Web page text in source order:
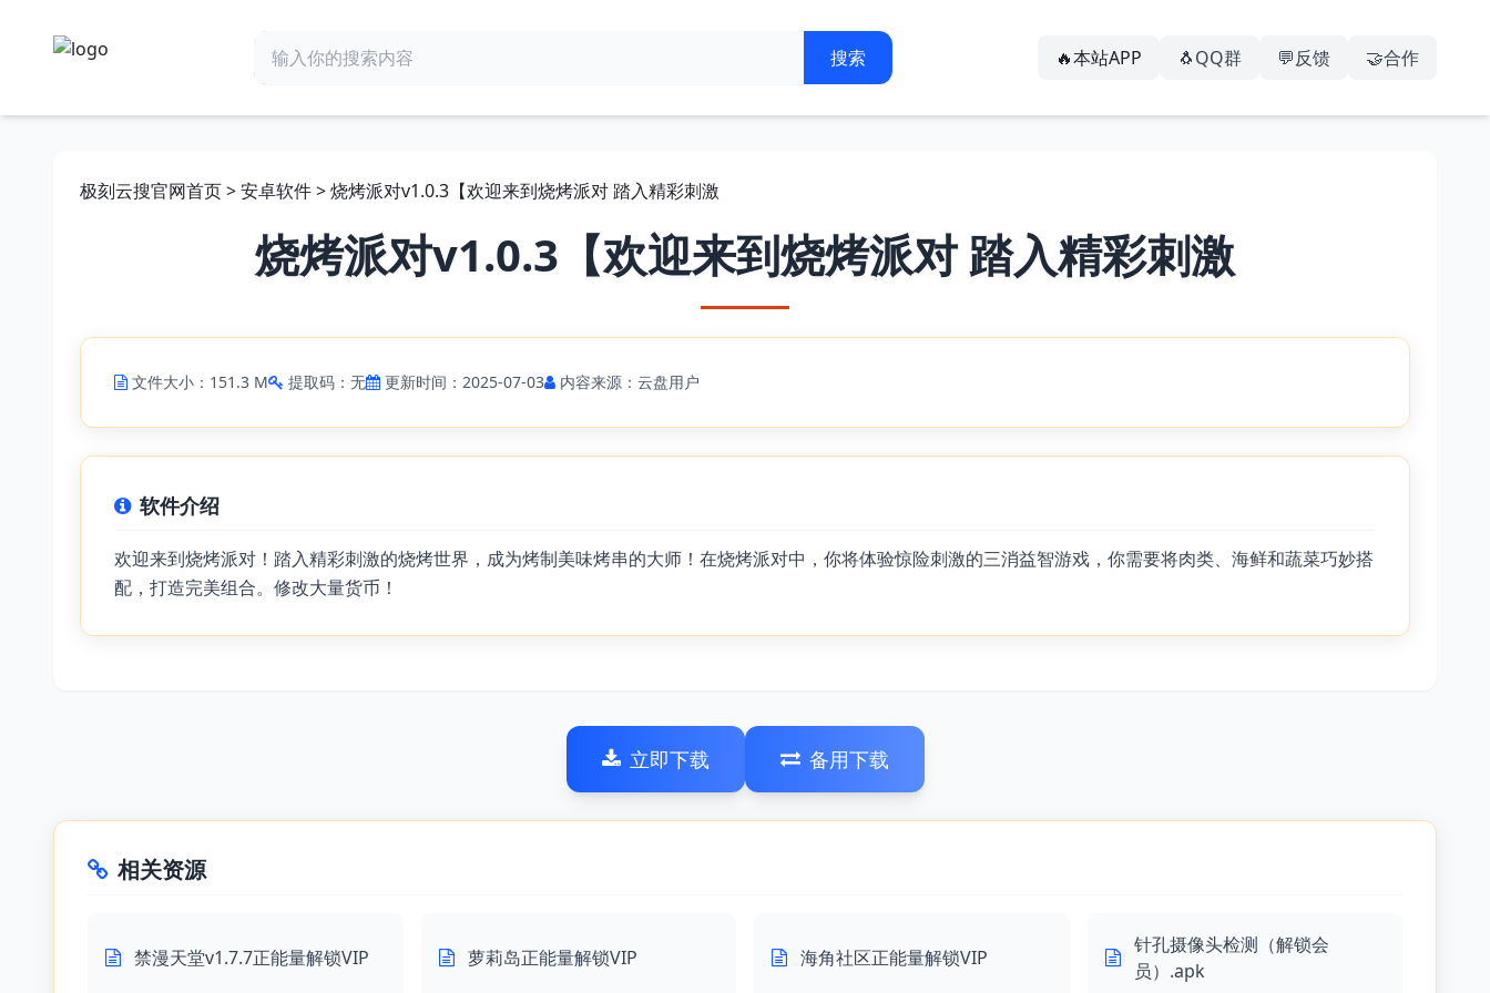
🔥本站APP 🐧QQ群 💬反馈 🤝合作
极刻云搜官网首页>安卓软件> 烧烤派对v1.0.3【欢迎来到烧烤派对 踏入精彩刺激
烧烤派对v1.0.3【欢迎来到烧烤派对 踏入精彩刺激
文件大小：151.3 M 提取码：无 更新时间：2025-07-03 内容来源：云盘用户
软件介绍
欢迎来到烧烤派对！踏入精彩刺激的烧烤世界，成为烤制美味烤串的大师！在烧烤派对中，你将体验惊险刺激的三消益智游戏，你需要将肉类、海鲜和蔬菜巧妙搭
配，打造完美组合。修改大量货币！
立即下载 备用下载
相关资源
禁漫天堂v1.7.7正能量解锁VIP 萝莉岛正能量解锁VIP 海角社区正能量解锁VIP
针孔摄像头检测（解锁会
员）.apk